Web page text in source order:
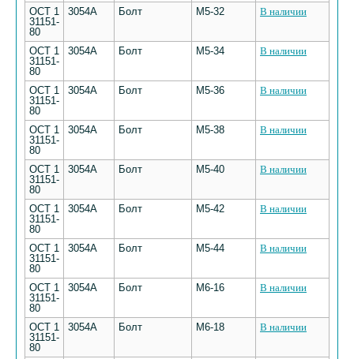
ОСТ 1
31151-
80
3054А Болт М5-32 В наличии
ОСТ 1
31151-
80
3054А Болт М5-34 В наличии
ОСТ 1
31151-
80
3054А Болт М5-36 В наличии
ОСТ 1
31151-
80
3054А Болт М5-38 В наличии
ОСТ 1
31151-
80
3054А Болт М5-40 В наличии
ОСТ 1
31151-
80
3054А Болт М5-42 В наличии
ОСТ 1
31151-
80
3054А Болт М5-44 В наличии
ОСТ 1
31151-
80
3054А Болт М6-16 В наличии
ОСТ 1
31151-
80
3054А Болт М6-18 В наличии